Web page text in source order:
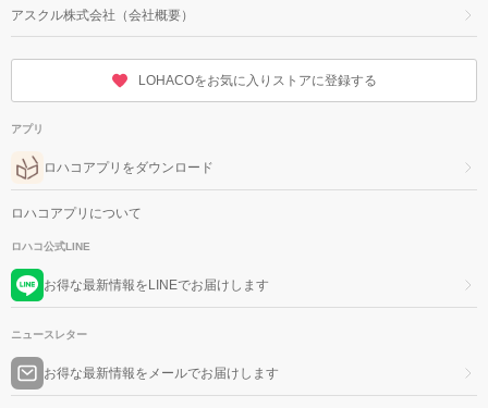
アスクル株式会社（会社概要）
LOHACOをお気に入りストアに登録する
アプリ
ロハコアプリをダウンロード
ロハコアプリについて
ロハコ公式LINE
お得な最新情報をLINEでお届けします
ニュースレター
お得な最新情報をメールでお届けします